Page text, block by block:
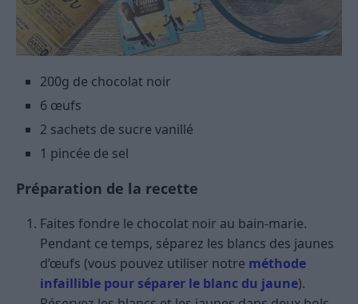
200g de chocolat noir
6 œufs
2 sachets de sucre vanillé
1 pincée de sel
Préparation de la recette
Faites fondre le chocolat noir au bain-marie.
Pendant ce temps, séparez les blancs des jaunes
d’œufs (vous pouvez utiliser notre méthode
infaillible pour séparer le blanc du jaune).